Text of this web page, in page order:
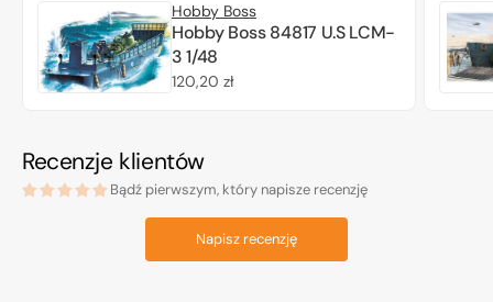
Hobby Boss
Hobby Boss 84817 U.S LCM-
3 1/48
Cena
120,20 zł
Recenzje klientów
Bądź pierwszym, który napisze recenzję
Napisz recenzję